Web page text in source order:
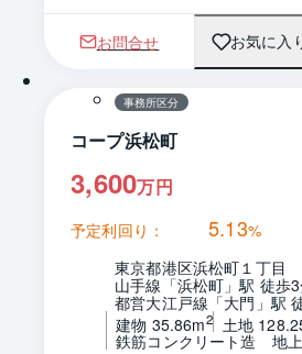
お問合せ お気に入
1 / 0
事務所区分
コープ浜松町
3,600万円
予定利回り： 5.13%
東京都港区浜松町１丁目
山手線「浜松町」駅 徒歩
都営大江戸線「大門」駅
建物 35.86m2 土地
鉄筋コンクリート造　地